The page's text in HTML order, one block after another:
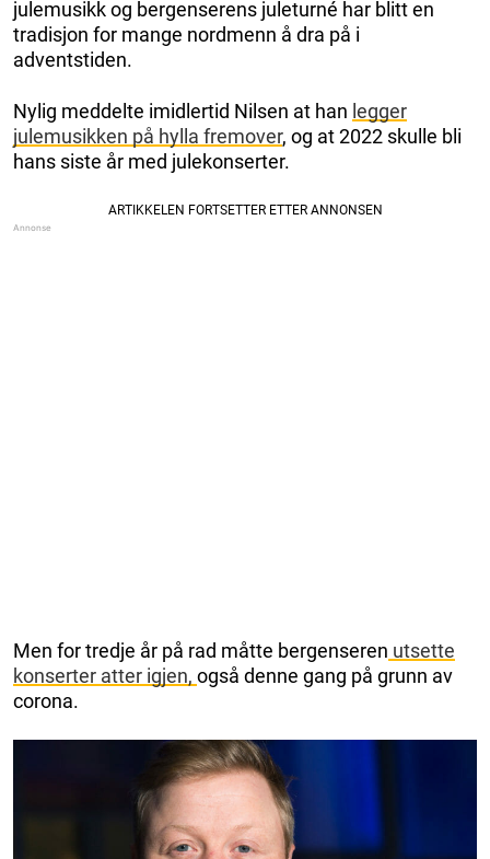
julemusikk og bergenserens juleturné har blitt en
tradisjon for mange nordmenn å dra på i
adventstiden.
Nylig meddelte imidlertid Nilsen at han legger
julemusikken på hylla fremover, og at 2022 skulle bli
hans siste år med julekonserter.
Men for tredje år på rad måtte bergenseren utsette
konserter atter igjen, også denne gang på grunn av
corona.